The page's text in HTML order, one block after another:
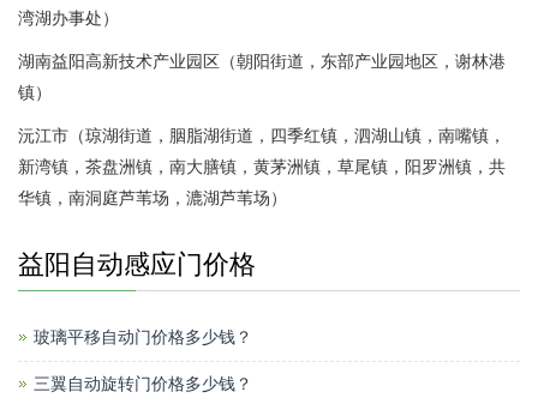
湾湖办事处）
湖南益阳高新技术产业园区（朝阳街道，东部产业园地区，谢林港
镇）
沅江市（琼湖街道，胭脂湖街道，四季红镇，泗湖山镇，南嘴镇，
新湾镇，茶盘洲镇，南大膳镇，黄茅洲镇，草尾镇，阳罗洲镇，共
华镇，南洞庭芦苇场，漉湖芦苇场）
益阳自动感应门价格
玻璃平移自动门价格多少钱？
三翼自动旋转门价格多少钱？